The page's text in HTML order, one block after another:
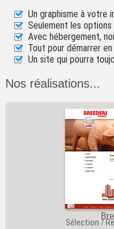
Un graphisme à votre
Seulement les
Avec hébergement,
Tout pour démarrer
Un site qui pourra
Nos réalisations...
Sélection /